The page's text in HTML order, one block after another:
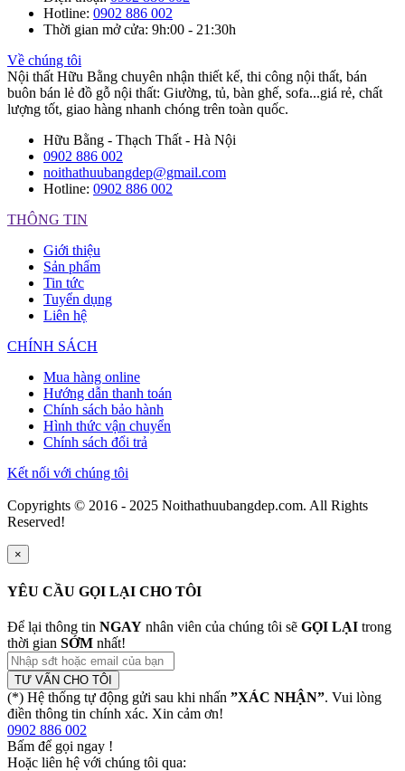
Hotline: 0902 886 002
Thời gian mở cửa: 9h:00 - 21:30h
Về chúng tôi
Nội thất Hữu Bằng chuyên nhận thiết kế, thi công nội thất, bán
buôn bán lẻ đồ gỗ nội thất: Giường, tủ, bàn ghế, sofa...giá rẻ, chất
lượng tốt, giao hàng nhanh chóng trên toàn quốc.
Hữu Bằng - Thạch Thất - Hà Nội
0902 886 002
noithathuubangdep@gmail.com
Hotline: 0902 886 002
THÔNG TIN
Giới thiệu
Sản phẩm
Tin tức
Tuyển dụng
Liên hệ
CHÍNH SÁCH
Mua hàng online
Hướng dẫn thanh toán
Chính sách bảo hành
Hình thức vận chuyển
Chính sách đổi trả
Kết nối với chúng tôi
Copyrights © 2016 - 2025 Noithathuubangdep.com. All Rights
Reserved!
×
YÊU CẦU GỌI LẠI CHO TÔI
Để lại thông tin NGAY nhân viên của chúng tôi sẽ GỌI LẠI trong
thời gian SỚM nhất!
TƯ VẤN CHO TÔI
(*) Hệ thống tự động gửi sau khi nhấn ”XÁC NHẬN”. Vui lòng
điền thông tin chính xác. Xin cảm ơn!
0902 886 002
Bấm để gọi ngay !
Hoặc liên hệ với chúng tôi qua: